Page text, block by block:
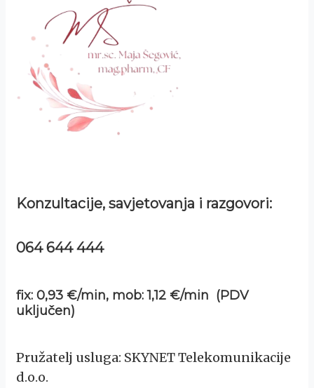
Konzultacije, savjetovanja i razgovori:
064 644 444
fix: 0,93 €/min, mob: 1,12 €/min (PDV
uključen)
Pružatelj usluga: SKYNET Telekomunikacije
d.o.o.